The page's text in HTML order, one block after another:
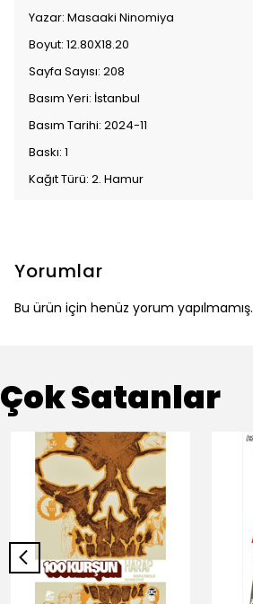
Yazar: Masaaki Ninomiya
Boyut: 12.80X18.20
Sayfa Sayısı: 208
Basım Yeri: İstanbul
Basım Tarihi: 2024-11
Baskı: 1
Kağıt Türü: 2. Hamur
Yorumlar
Bu ürün için henüz yorum yapılmamış.
Çok Satanlar